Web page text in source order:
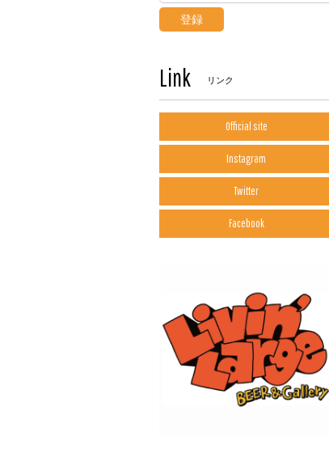
登録
Link リンク
Official site
Instagram
Twitter
Facebook